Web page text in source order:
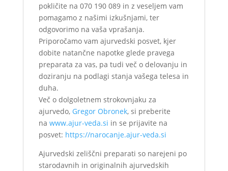
pokličite na 070 190 089 in z veseljem vam
pomagamo z našimi izkušnjami, ter
odgovorimo na vaša vprašanja.
Priporočamo vam ajurvedski posvet, kjer
dobite natančne napotke glede pravega
preparata za vas, pa tudi več o delovanju in
doziranju na podlagi stanja vašega telesa in
duha.
Več o dolgoletnem strokovnjaku za
ajurvedo, Gregor Obronek, si preberite
na www.ajur-veda.si in se prijavite na
posvet: https://narocanje.ajur-veda.si
Ajurvedski zeliščni preparati so narejeni po
starodavnih in originalnih ajurvedskih